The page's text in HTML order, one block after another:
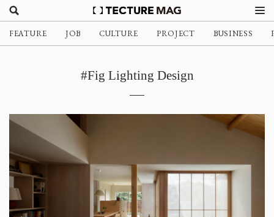
FEATURE JOB CULTURE PROJECT BUSINESS
#Fig Lighting Design